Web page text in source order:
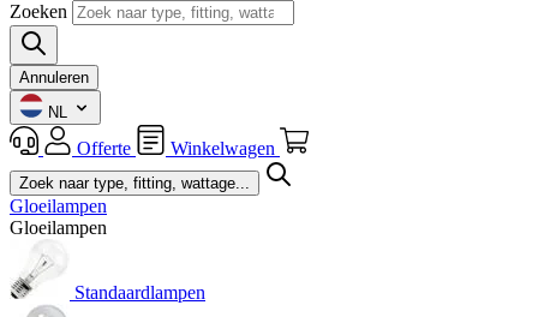
Zoeken
Annuleren
NL
Offerte Winkelwagen
Gloeilampen
Gloeilampen
Standaardlampen